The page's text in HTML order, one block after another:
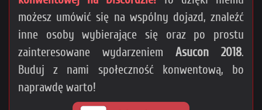
możesz umówić się na wspólny dojazd, znaleźć
inne osoby wybierające się oraz po prostu
zainteresowane wydarzeniem Asucon 2018.
Buduj z nami społeczność konwentową, bo
naprawdę warto!